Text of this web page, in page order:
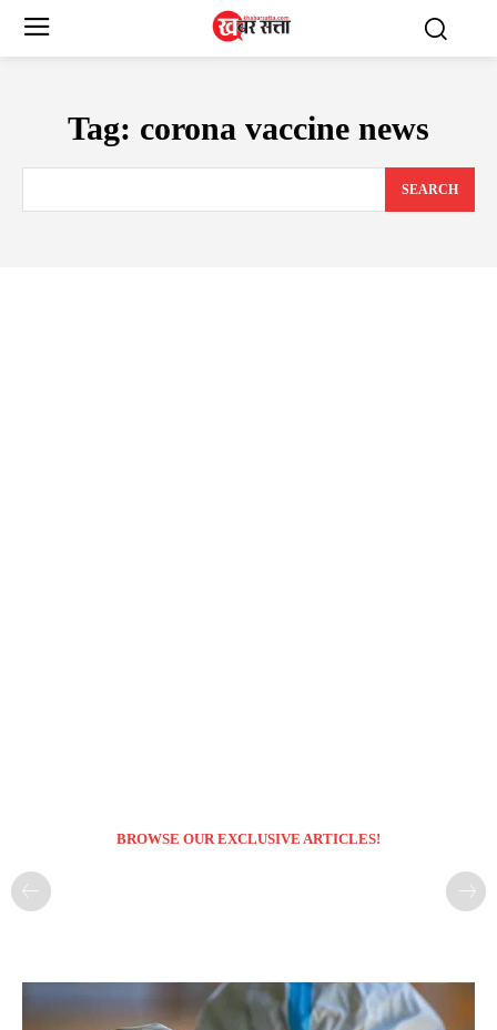
Tag: corona vaccine news
SEARCH
BROWSE OUR EXCLUSIVE ARTICLES!